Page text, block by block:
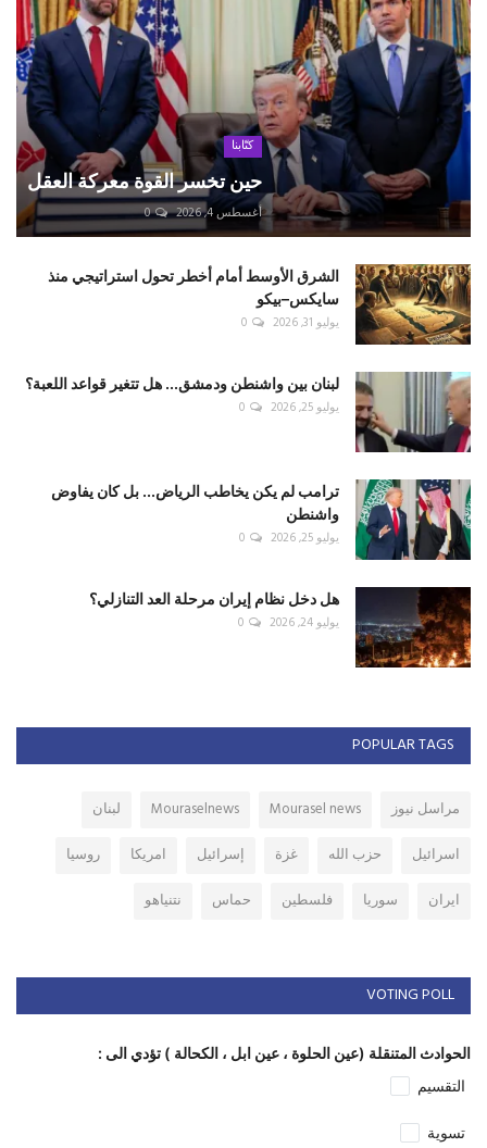
كتّابنا
حين تخسر القوة معركة العقل
أغسطس 4, 2026 0
الشرق الأوسط أمام أخطر تحول استراتيجي منذ
سايكس–بيكو
يوليو 31, 2026 0
لبنان بين واشنطن ودمشق... هل تتغير قواعد اللعبة؟
يوليو 25, 2026 0
ترامب لم يكن يخاطب الرياض... بل كان يفاوض
واشنطن
يوليو 25, 2026 0
هل دخل نظام إيران مرحلة العد التنازلي؟
يوليو 24, 2026 0
POPULAR TAGS
مراسل نيوز Mourasel news
Mouraselnews
لبنان
اسرائيل
حزب الله غزة إسرائيل امريكا
روسيا
ايران
سوريا فلسطين حماس نتنياهو
VOTING POLL
الحوادث المتنقلة (عين الحلوة ، عين ابل ، الكحالة ) تؤدي الى :
التقسيم
تسوية